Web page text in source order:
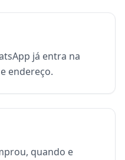
já entra na
endereço.
quando e